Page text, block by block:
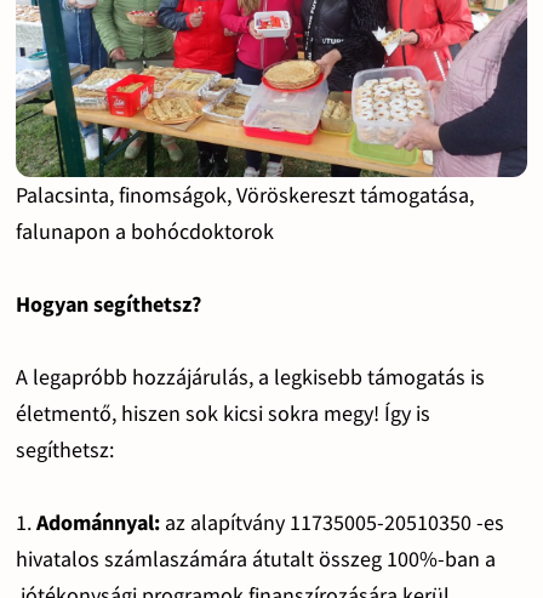
Palacsinta, finomságok, Vöröskereszt támogatása,
falunapon a bohócdoktorok
Hogyan segíthetsz?
A legapróbb hozzájárulás, a legkisebb támogatás is
életmentő, hiszen sok kicsi sokra megy! Így is
segíthetsz:
1.Adománnyal: az alapítvány 11735005-20510350 -es
hivatalos számlaszámára átutalt összeg 100%-ban a